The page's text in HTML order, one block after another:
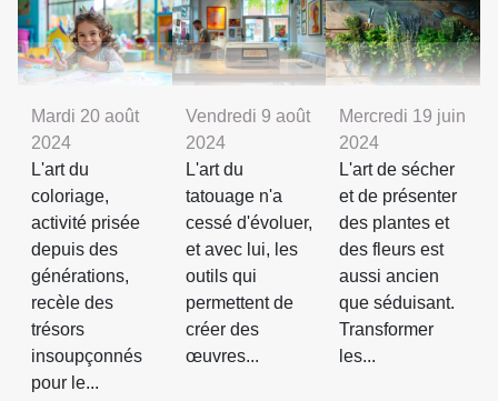
Mardi 20 août
2024
L'art du
coloriage,
activité prisée
depuis des
générations,
recèle des
trésors
insoupçonnés
pour le...
Vendredi 9 août
2024
L'art du
tatouage n'a
cessé d'évoluer,
et avec lui, les
outils qui
permettent de
créer des
œuvres...
Mercredi 19 juin
2024
L'art de sécher
et de présenter
des plantes et
des fleurs est
aussi ancien
que séduisant.
Transformer
les...